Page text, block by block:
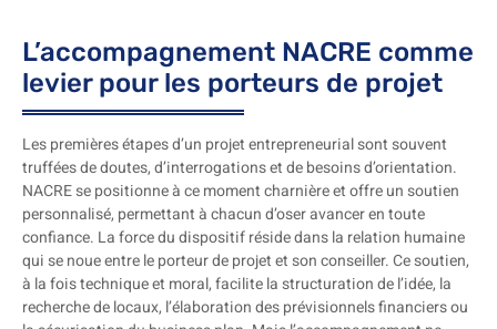
L’accompagnement NACRE comme
levier pour les porteurs de projet
Les premières étapes d’un projet entrepreneurial sont souvent
truffées de doutes, d’interrogations et de besoins d’orientation.
NACRE se positionne à ce moment charnière et offre un soutien
personnalisé, permettant à chacun d’oser avancer en toute
confiance. La force du dispositif réside dans la relation humaine
qui se noue entre le porteur de projet et son conseiller. Ce soutien,
à la fois technique et moral, facilite la structuration de l’idée, la
recherche de locaux, l’élaboration des prévisionnels financiers ou